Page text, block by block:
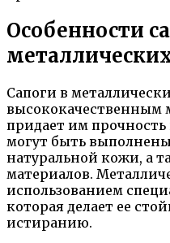
Особенности
Сапоги в
высококачественным
придает им прочность
могут быть
натуральной кожи, а
материалов.
использованием
которая делает ее
истиранию.